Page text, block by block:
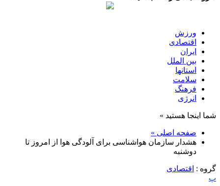
ورزش
اقتصادی
ایران
بین الملل
استانها
سلامت
فرهنگ
انرژی
شما اینجا هستید »
صفحه اصلی »
هشدار سازمان هواشناسی برای آلودگی هوا از امروز تا
دوشنبه
گروه : اقتصادی
پ